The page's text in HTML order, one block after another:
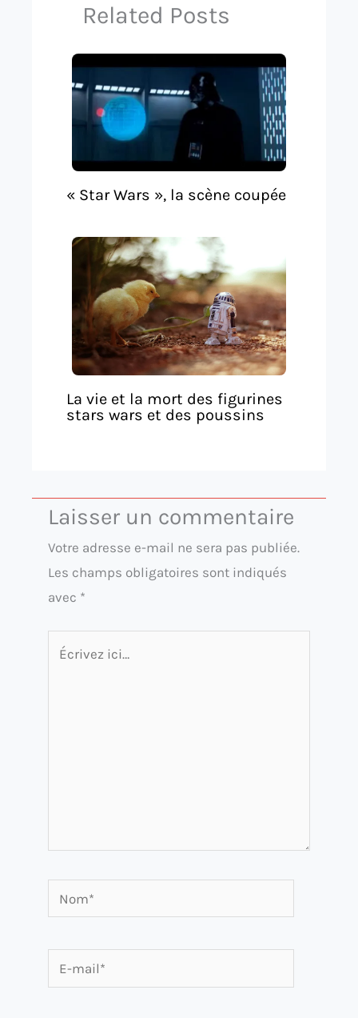
Related Posts
« Star Wars », la scène coupée
La vie et la mort des figurines
stars wars et des poussins
Laisser un commentaire
Votre adresse e-mail ne sera pas publiée.
Les champs obligatoires sont indiqués
avec *
mail*